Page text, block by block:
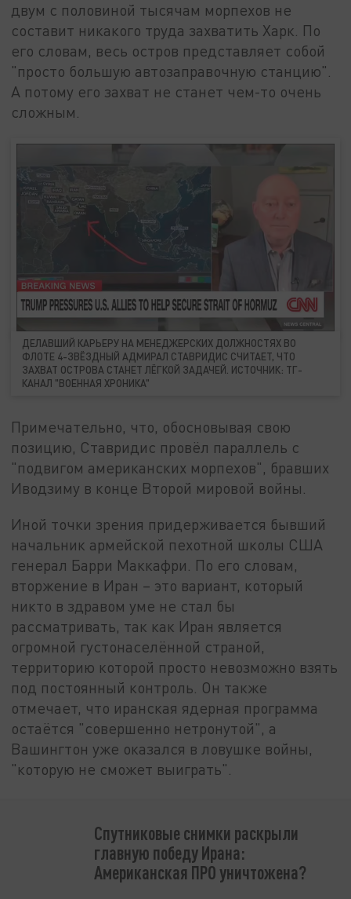
двум с половиной тысячам морпехов не
составит никакого труда захватить Харк. По
его словам, весь остров представляет собой
"просто большую автозаправочную станцию".
А потому его захват не станет чем-то очень
сложным.
ДЕЛАВШИЙ КАРЬЕРУ НА МЕНЕДЖЕРСКИХ ДОЛЖНОСТЯХ ВО
ФЛОТЕ 4-ЗВЁЗДНЫЙ АДМИРАЛ СТАВРИДИС СЧИТАЕТ, ЧТО
ЗАХВАТ ОСТРОВА СТАНЕТ ЛЁГКОЙ ЗАДАЧЕЙ. ИСТОЧНИК: ТГ-
КАНАЛ "ВОЕННАЯ ХРОНИКА"
Примечательно, что, обосновывая свою
позицию, Ставридис провёл параллель с
"подвигом американских морпехов", бравших
Иводзиму в конце Второй мировой войны.
Иной точки зрения придерживается бывший
начальник армейской пехотной школы США
генерал Барри Маккафри. По его словам,
вторжение в Иран – это вариант, который
никто в здравом уме не стал бы
рассматривать, так как Иран является
огромной густонаселённой страной,
территорию которой просто невозможно взять
под постоянный контроль. Он также
отмечает, что иранская ядерная программа
остаётся "совершенно нетронутой", а
Вашингтон уже оказался в ловушке войны,
"которую не сможет выиграть".
Спутниковые снимки раскрыли
главную победу Ирана:
Американская ПРО уничтожена?